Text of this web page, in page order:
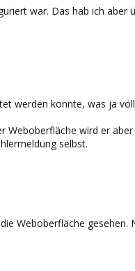
war. Das hab ich aber
werden konnte, was ja
wird er
selbst.
Weboberfläche gesehen.